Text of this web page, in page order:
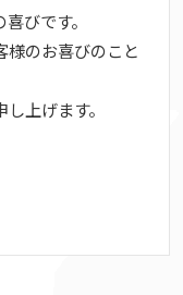
びです。
様のお喜びのこと
上げます。